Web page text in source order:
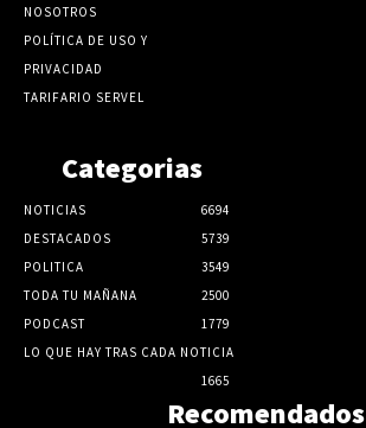
NOSOTROS
POLÍTICA DE USO Y
PRIVACIDAD
TARIFARIO SERVEL
Categorias
NOTICIAS
6694
DESTACADOS
5739
POLITICA
3549
TODA TU MAÑANA
2500
PODCAST
1779
LO QUE HAY TRAS CADA NOTICIA
1665
Recomendados